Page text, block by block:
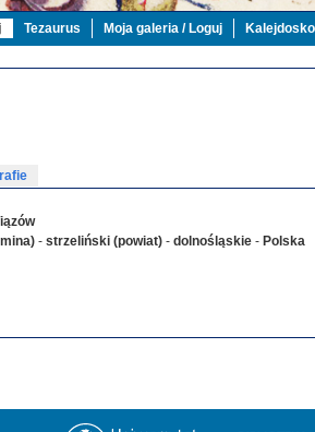
Tezaurus Moja galeria / Loguj
- strzeliński (powiat) - dolnośląskie - Polska